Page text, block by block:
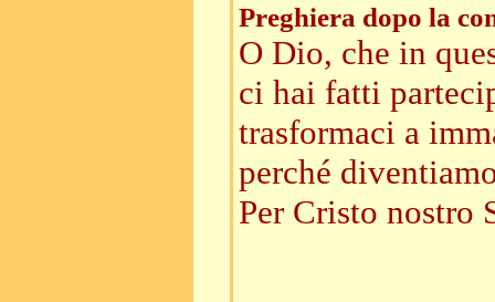
Preghiera dopo la
O Dio, che in
ci hai fatti
trasformaci a
perché
Per Cristo nostro